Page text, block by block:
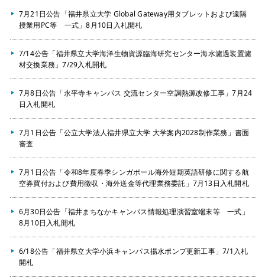
7月21日公告「福井県立大学 Global Gateway用タブレットおよび遠隔
授業用PC等 一式」8月10日入札開札
7/14公告「福井県立大学海洋生物資源臨海研究センター海水濾過装置濾
材交換業務」7/29入札開札
7月8日公告「永平寺キャンパス 交流センター空調熱源改修工事」7月24
日入札開札
7月1日公告「公立大学法人福井県立大学 大学案内2028制作業務」書面
審査
7月1日公告「令和8年度春季シンガポール海外短期英語研修に関する航
空券買付および費用徴収・海外送金等代理業務委託」7月13日入札開札
6月30日公告「福井まちなかキャンパス情報処理演習室端末等 一式」
8月10日入札開札
6/18公告「福井県立大学小浜キャンパス揚水ポンプ更新工事」7/1入札
開札